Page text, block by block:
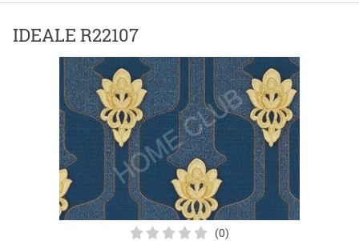
IDEALE R22107
(0)